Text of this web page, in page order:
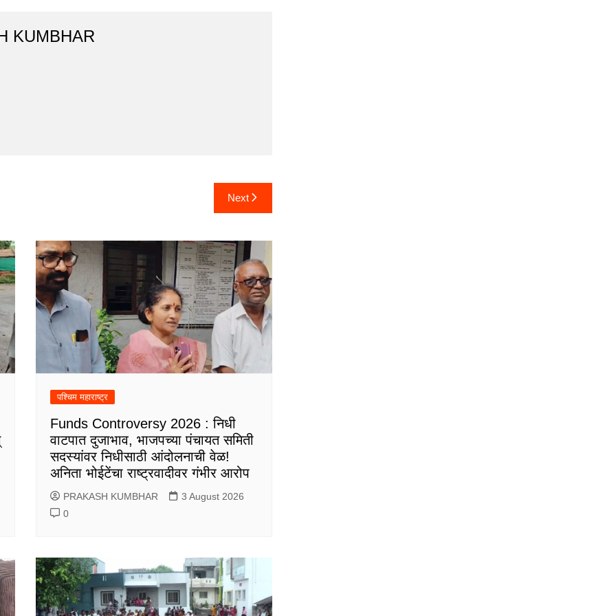
KUMBHAR
Next
पश्चिम महाराष्ट्र
Funds Controversy 2026 : निधी
वाटपात दुजाभाव, भाजपच्या पंचायत समिती
सदस्यांवर निधीसाठी आंदोलनाची वेळ!
अनिता भोईटेंचा राष्ट्रवादीवर गंभीर आरोप
PRAKASH KUMBHAR
3 August 2026
0